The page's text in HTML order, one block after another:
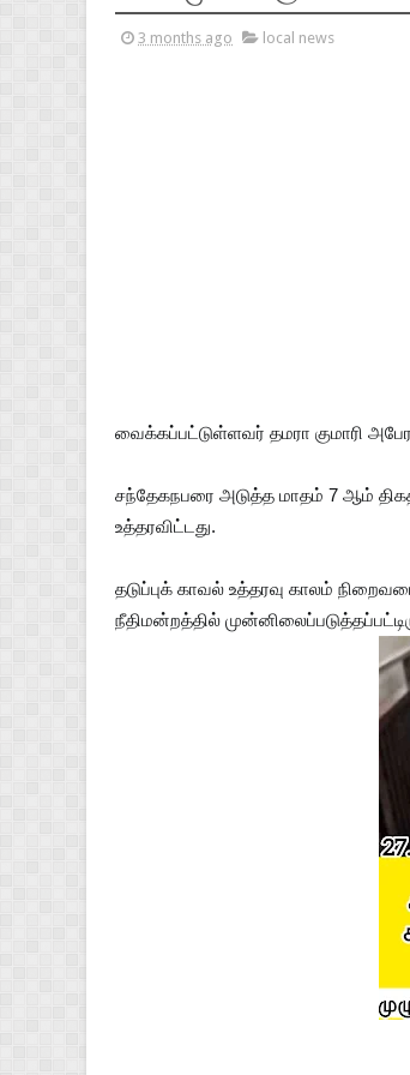
3 months ago local news
வைக்கப்பட்டுள்ளவர் தமரா குமாரி
சந்தேகநபரை அடுத்த மாதம் 7 ஆம்
உத்தரவிட்டது.
தடுப்புக் காவல் உத்தரவு காலம்
நீதிமன்றத்தில்